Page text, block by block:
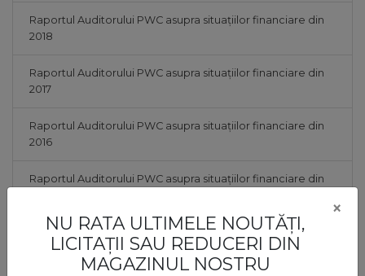
Raportul Auditorului PWC asupra situațiilor financiare din
2018
Raportul Auditorului PWC asupra situațiilor financiare din
2017
Raportul Auditorului PWC asupra situațiilor financiare din
2016
Raportul Auditorului PWC asupra situațiilor financiare din
Raportul Auditorului PWC asupra situațiilor financiare din
NU RATA ULTIMELE NOUTĂȚI,
LICITAȚII SAU REDUCERI DIN
MAGAZINUL NOSTRU
×